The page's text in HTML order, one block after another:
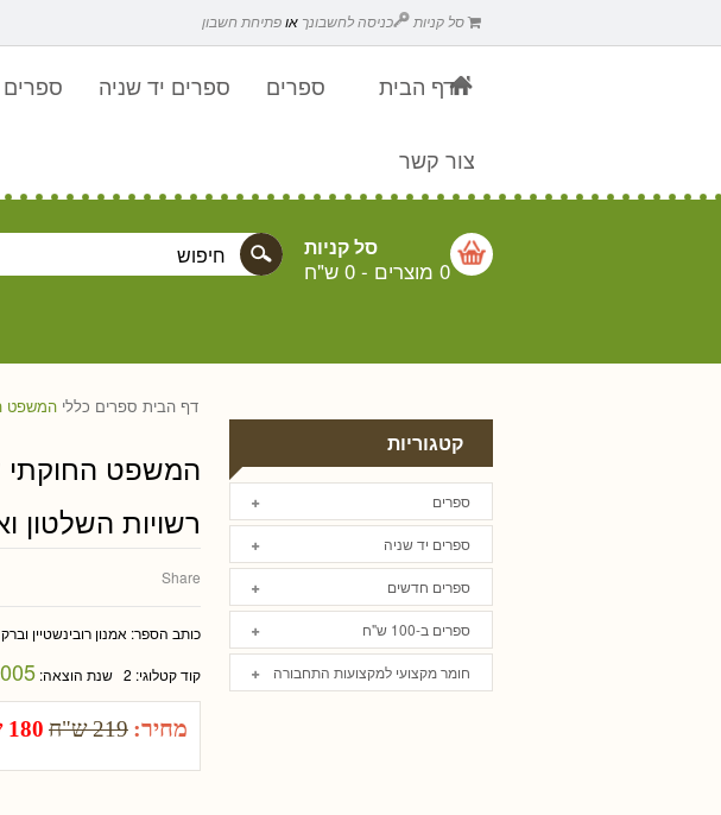
סל קניות כניסה לחשבונך אופתיחת חשבון
דף הבית ספרים ספרים יד שניה
צור קשר
סל קניות
0 מוצרים - 0 ש"ח
דף הבית ספרים כללי המשפט
המשפט החוקתי
רשויות השלטון
Share
כותב הספר: אמנון רובינשטיין וברק
קוד קטלוגי: 2 שנת הוצאה:
מחיר: 219 ש"ח 180 ש"ח
קטגוריות
ספרים
ספרים יד שניה
ספרים חדשים
ספרים ב-100 ש"ח
חומר מקצועי למקצועות התחבורה